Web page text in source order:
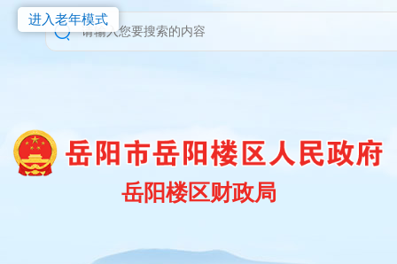
进入老年模式
岳阳楼区财政局